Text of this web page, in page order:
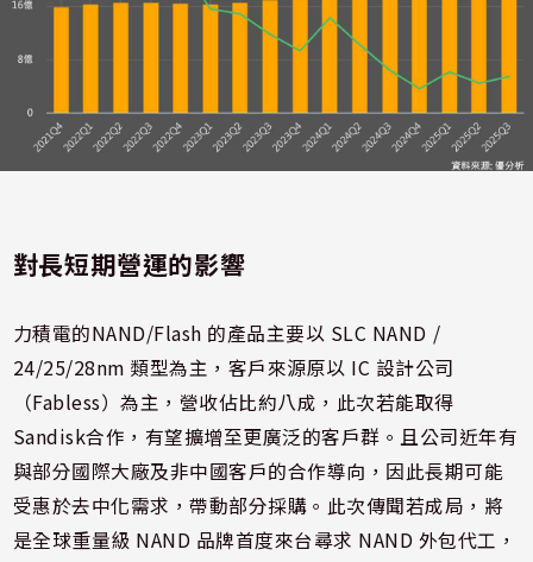
對長短期營運的影響
力積電的NAND/Flash 的產品主要以 SLC NAND /
24/25/28nm 類型為主，客戶來源原以 IC 設計公司
（Fabless）為主，營收佔比約八成，此次若能取得
Sandisk合作，有望擴增至更廣泛的客戶群。且公司近年有
與部分國際大廠及非中國客戶的合作導向，因此長期可能
受惠於去中化需求，帶動部分採購。此次傳聞若成局，將
是全球重量級 NAND 品牌首度來台尋求 NAND 外包代工，